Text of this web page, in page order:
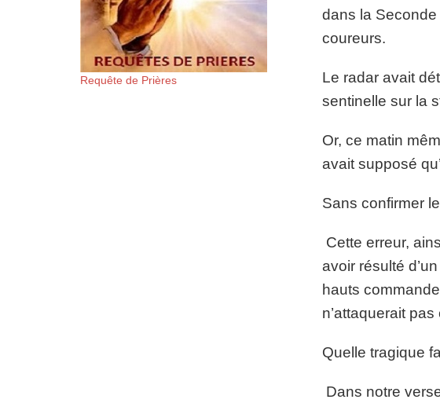
Requête de Prières
dans la
coureurs.
Le radar avait
sentinelle sur la
Or, ce matin
avait supposé
Sans confirmer
Cette erreur,
avoir résulté
hauts
n’attaquerait
Quelle tragique
Dans notre